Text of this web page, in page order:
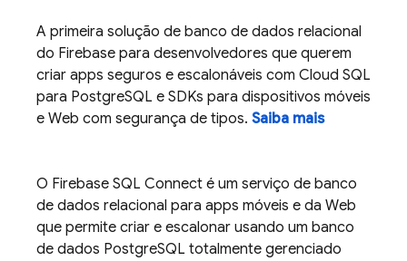
A primeira solução de banco de dados relacional
do Firebase para desenvolvedores que querem
criar apps seguros e escalonáveis com Cloud SQL
para PostgreSQL e SDKs para dispositivos móveis
e Web com segurança de tipos. Saiba mais
O Firebase SQL Connect é um serviço de banco
de dados relacional para apps móveis e da Web
que permite criar e escalonar usando um banco
de dados PostgreSQL totalmente gerenciado